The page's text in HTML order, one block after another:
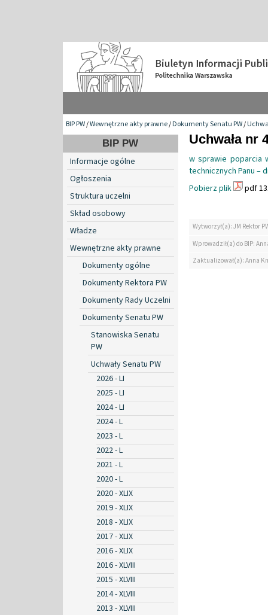
BIP PW/Wewnętrzne akty prawne/Dokumenty Senatu PW/
BIP PW
Informacje ogólne
Ogłoszenia
Struktura uczelni
Skład osobowy
Władze
Wewnętrzne akty prawne
Dokumenty ogólne
Dokumenty Rektora PW
Dokumenty Rady Uczelni
Dokumenty Senatu PW
Stanowiska Senatu
PW
Uchwały Senatu PW
2026 - LI
2025 - LI
2024 - LI
2024 - L
2023 - L
2022 - L
2021 - L
2020 - L
2020 - XLIX
2019 - XLIX
2018 - XLIX
2017 - XLIX
2016 - XLIX
2016 - XLVIII
2015 - XLVIII
2014 - XLVIII
2013 - XLVIII
Uchwała nr
w sprawie poparcia
technicznych Panu –
Pobierz plik
pdf
Wytworzył(a): JM Rektor
Wprowadził(a) do BIP:
Zaktualizował(a): Anna